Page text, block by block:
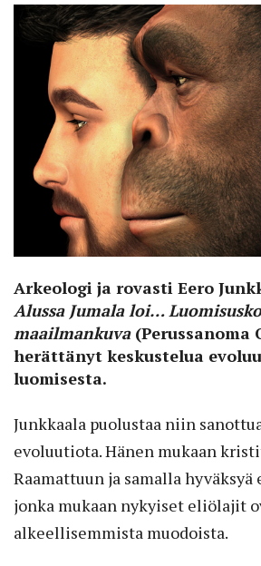
Arkeologi ja rovasti Eero
Alussa Jumala loi…
maailmankuva(Perussanoma
herättänyt keskustelua
luomisesta.
Junkkaala puolustaa niin
evoluutiota. Hänen mukaan
Raamattuun ja samalla
jonka mukaan nykyiset eliölajit
alkeellisemmista muodoista.